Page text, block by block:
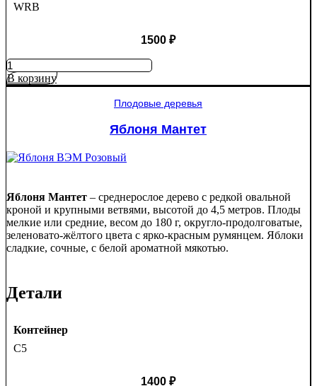
WRB
1500 ₽
Количество
товара
Ель
"Glauca")
В корзину
Плодовые деревья
Яблоня Мантет
Яблоня Мантет – среднерослое дерево с редкой овальной
кроной и крупными ветвями, высотой до 4,5 метров. Плоды
мелкие или средние, весом до 180 г, округло-продолговатые,
зеленовато-жёлтого цвета с ярко-красным румянцем. Яблоки
сладкие, сочные, с белой ароматной мякотью.
Детали
Контейнер
C5
1400 ₽